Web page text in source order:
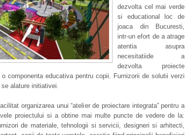
dezvolta cel mai verde
si educational loc de
joaca din Bucuresti,
intr-un efort de a atrage
atentia asupra
necesitatiide a
dezvolta proiecte
componenta educativa pentru copii. Furnizorii de solutii verzi
alature initiativei.
organizarea unui “atelier de proiectare integrata” pentru a
proiectului si a obtine mai multe puncte de vedere de la:
de materiale, tehnologii si servicii, designeri si arhitecti,